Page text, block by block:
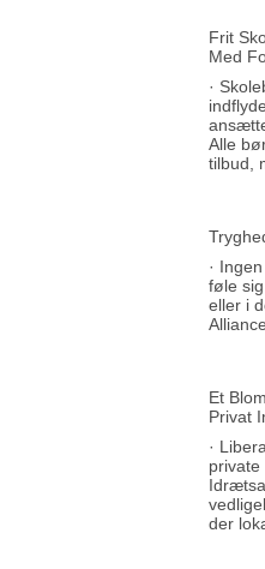
Frit
Med
·
Alle
tilbud,
·
føle
eller i
Et
Privat
·
private
der